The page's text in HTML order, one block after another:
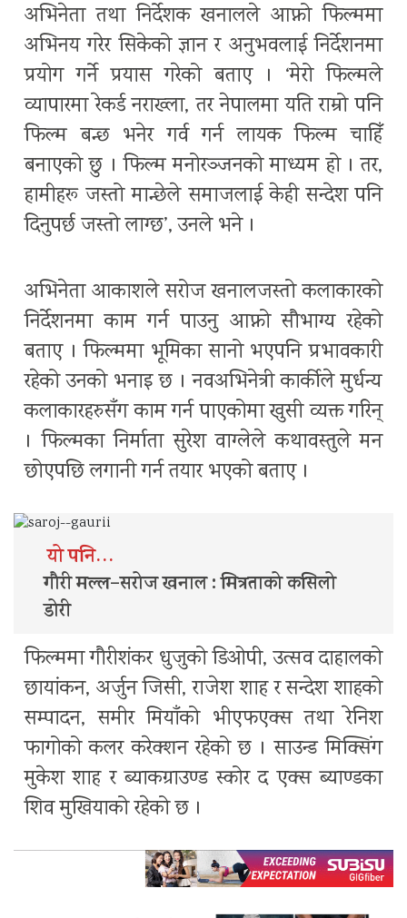
अभिनेता तथा निर्देशक खनालले आफ्नो फिल्ममा
अभिनय गरेर सिकेको ज्ञान र अनुभवलाई निर्देशनमा
प्रयोग गर्ने प्रयास गरेको बताए । ‘मेरो फिल्मले
व्यापारमा रेकर्ड नराख्ला, तर नेपालमा यति राम्रो पनि
फिल्म बन्छ भनेर गर्व गर्न लायक फिल्म चाहिँ
बनाएको छु । फिल्म मनोरञ्जनको माध्यम हो । तर,
हामीहरू जस्तो मान्छेले समाजलाई केही सन्देश पनि
दिनुपर्छ जस्तो लाग्छ’, उनले भने ।
अभिनेता आकाशले सरोज खनालजस्तो कलाकारको
निर्देशनमा काम गर्न पाउनु आफ्नो सौभाग्य रहेको
बताए । फिल्ममा भूमिका सानो भएपनि प्रभावकारी
रहेको उनको भनाइ छ । नवअभिनेत्री कार्कीले मुर्धन्य
कलाकारहरुसँग काम गर्न पाएकोमा खुसी व्यक्त गरिन्
। फिल्मका निर्माता सुरेश वाग्लेले कथावस्तुले मन
छोएपछि लगानी गर्न तयार भएको बताए ।
यो पनि…
गौरी मल्ल–सरोज खनाल : मित्रताको कसिलो
डोरी
फिल्ममा गौरीशंकर धुजुको डिओपी, उत्सव दाहालको
छायांकन, अर्जुन जिसी, राजेश शाह र सन्देश शाहको
सम्पादन, समीर मियाँको भीएफएक्स तथा रेनिश
फागोको कलर करेक्शन रहेको छ । साउन्ड मिक्सिंग
मुकेश शाह र ब्याकग्राउण्ड स्कोर द एक्स ब्याण्डका
शिव मुखियाको रहेको छ ।